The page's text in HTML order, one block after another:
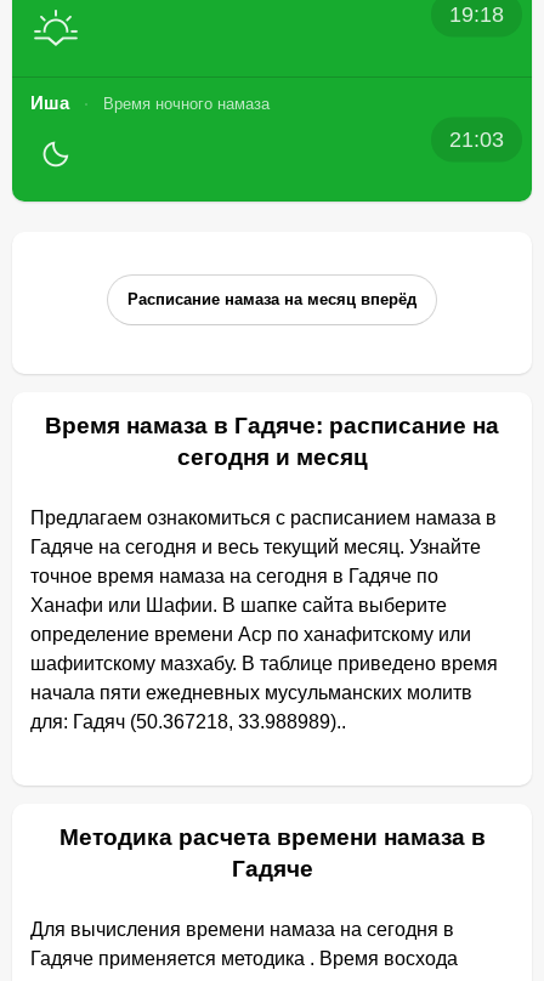
19:18
Иша Время ночного намаза
21:03
Расписание намаза на месяц вперёд
Время намаза в Гадяче: расписание на
сегодня и месяц
Предлагаем ознакомиться с расписанием намаза в
Гадяче на сегодня и весь текущий месяц. Узнайте
точное время намаза на сегодня в Гадяче по
Ханафи или Шафии. В шапке сайта выберите
определение времени Аср по ханафитскому или
шафиитскому мазхабу. В таблице приведено время
начала пяти ежедневных мусульманских молитв
для: Гадяч (50.367218, 33.988989)..
Методика расчета времени намаза в
Гадяче
Для вычисления времени намаза на сегодня в
Гадяче применяется методика . Время восхода